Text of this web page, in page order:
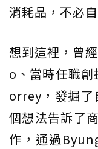
消耗品，不必
想到這裡，曾
o、當時任職
orrey，發掘了
個想法告訴了
作，通過